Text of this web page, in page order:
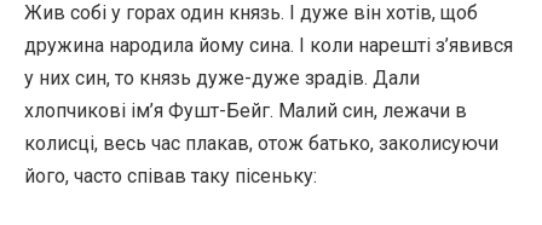
Жив собі у горах один князь. І дуже він хотів, щоб
дружина народила йому сина. І коли нарешті з’явився
у них син, то князь дуже-дуже зрадів. Дали
хлопчикові ім’я Фушт-Бейг. Малий син, лежачи в
колисці, весь час плакав, отож батько, заколисуючи
його, часто співав таку пісеньку: